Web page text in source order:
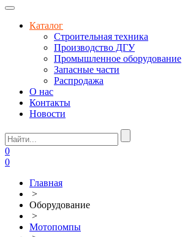
Каталог
Строительная техника
Производство ДГУ
Промышленное оборудование
Запасные части
Распродажа
О нас
Контакты
Новости
0
0
Главная
>
Оборудование
>
Мотопомпы